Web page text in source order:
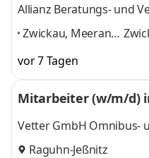
Allianz Beratungs- und
Geschäftsstelle Zwickau
Zwickau, Meerane,
Plauen,
Falkenstein,
Markkleeberg,
vor 7 Tagen
Mitarbeiter (w/m/d)
Vetter GmbH Omnibus-
Mietwagenbetrieb
Raguhn-Jeßnitz